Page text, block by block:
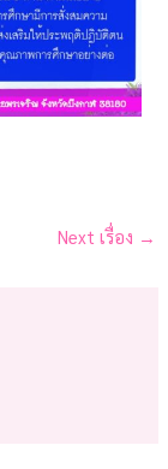
Next เรื่อง →